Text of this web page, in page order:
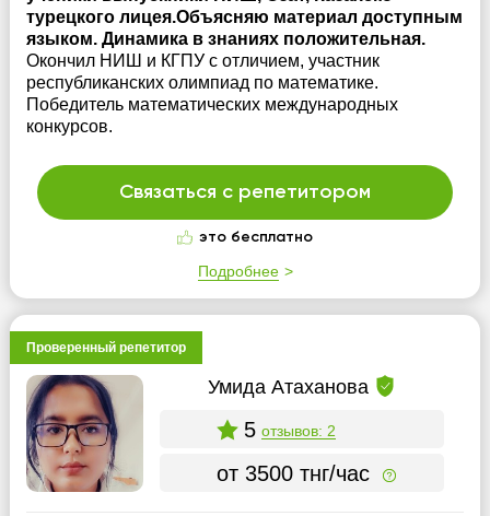
турецкого лицея.Объясняю материал доступным
языком. Динамика в знаниях положительная.
Окончил НИШ и КГПУ с отличием, участник
республиканских олимпиад по математике.
Победитель математических международных
конкурсов.
Связаться с репетитором
это бесплатно
Подробнее
Проверенный репетитор
Умида Атаханова
5 отзывов: 2
от 3500 тнг/час